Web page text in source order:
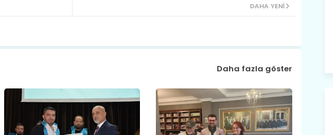
DAHA YENI
Daha fazla göster